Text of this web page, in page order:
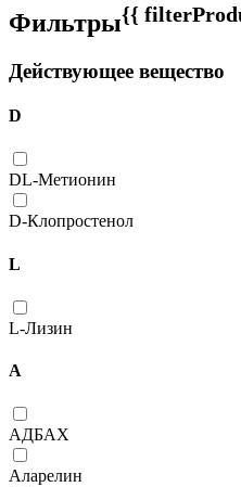
Фильтры{{
Действующее вещество
D
DL-Метионин
D-Клопростенол
L
L-Лизин
А
АДБАХ
Аларелин